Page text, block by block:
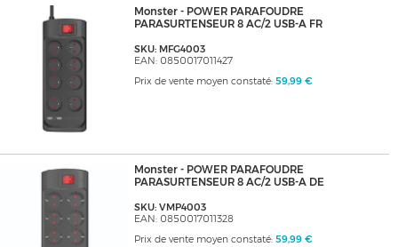
Monster - POWER PARAFOUDRE
PARASURTENSEUR 8 AC/2 USB-A FR
SKU: MFG4003
EAN: 0850017011427
Prix de vente moyen constaté: 59,99 €
Monster - POWER PARAFOUDRE
PARASURTENSEUR 8 AC/2 USB-A DE
SKU: VMP4003
EAN: 0850017011328
Prix de vente moyen constaté: 59,99 €